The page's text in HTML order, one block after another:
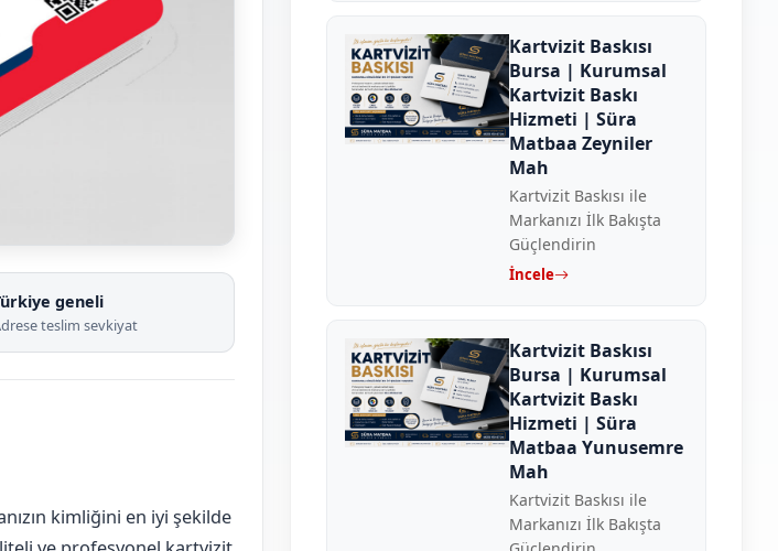
geneli
teslim sevkiyat
kimliğini en iyi şekilde
Kartvizit Baskısı
Bursa | Kurumsal
Kartvizit Baskı
Hizmeti | Süra
Matbaa Zeyniler
Mah
Kartvizit Baskısı ile
Markanızı İlk Bakışta
Güçlendirin
İncele
Kartvizit Baskısı
Bursa | Kurumsal
Kartvizit Baskı
Hizmeti | Süra
Matbaa Yunusemre
Mah
Kartvizit Baskısı ile
Markanızı İlk Bakışta